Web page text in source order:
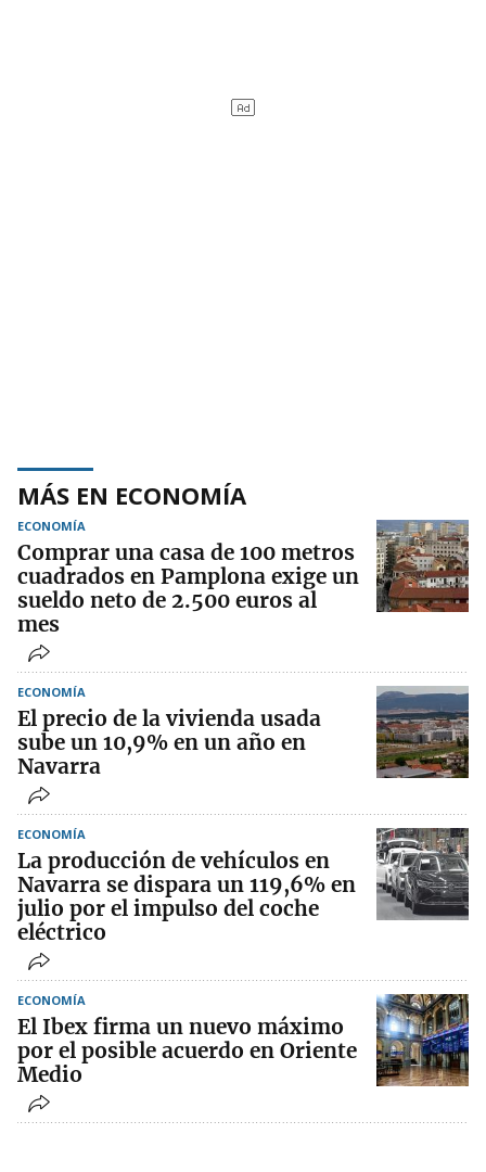
MÁS EN ECONOMÍA
ECONOMÍA
Comprar una casa de 100 metros
cuadrados en Pamplona exige un
sueldo neto de 2.500 euros al
mes
ECONOMÍA
El precio de la vivienda usada
sube un 10,9% en un año en
Navarra
ECONOMÍA
La producción de vehículos en
Navarra se dispara un 119,6% en
julio por el impulso del coche
eléctrico
ECONOMÍA
El Ibex firma un nuevo máximo
por el posible acuerdo en Oriente
Medio